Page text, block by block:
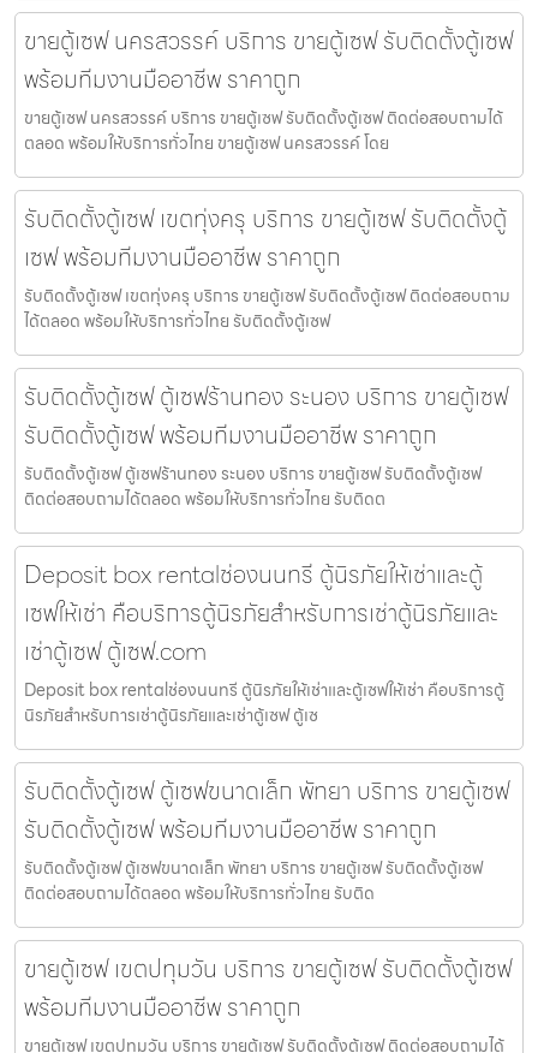
ขายตู้เซฟ นครสวรรค์ บริการ ขายตู้เซฟ รับติดตั้งตู้เซฟ
พร้อมทีมงานมืออาชีพ ราคาถูก
ขายตู้เซฟ นครสวรรค์ บริการ ขายตู้เซฟ รับติดตั้งตู้เซฟ ติดต่อสอบถามได้
ตลอด พร้อมให้บริการทั่วไทย ขายตู้เซฟ นครสวรรค์ โดย
รับติดตั้งตู้เซฟ เขตทุ่งครุ บริการ ขายตู้เซฟ รับติดตั้งตู้
เซฟ พร้อมทีมงานมืออาชีพ ราคาถูก
รับติดตั้งตู้เซฟ เขตทุ่งครุ บริการ ขายตู้เซฟ รับติดตั้งตู้เซฟ ติดต่อสอบถาม
ได้ตลอด พร้อมให้บริการทั่วไทย รับติดตั้งตู้เซฟ
รับติดตั้งตู้เซฟ ตู้เซฟร้านทอง ระนอง บริการ ขายตู้เซฟ
รับติดตั้งตู้เซฟ พร้อมทีมงานมืออาชีพ ราคาถูก
รับติดตั้งตู้เซฟ ตู้เซฟร้านทอง ระนอง บริการ ขายตู้เซฟ รับติดตั้งตู้เซฟ
ติดต่อสอบถามได้ตลอด พร้อมให้บริการทั่วไทย รับติดต
Deposit box rentalช่องนนทรี ตู้นิรภัยให้เช่าและตู้
เซฟให้เช่า คือบริการตู้นิรภัยสำหรับการเช่าตู้นิรภัยและ
เช่าตู้เซฟ ตู้เซฟ.com
Deposit box rentalช่องนนทรี ตู้นิรภัยให้เช่าและตู้เซฟให้เช่า คือบริการตู้
นิรภัยสำหรับการเช่าตู้นิรภัยและเช่าตู้เซฟ ตู้เซ
รับติดตั้งตู้เซฟ ตู้เซฟขนาดเล็ก พัทยา บริการ ขายตู้เซฟ
รับติดตั้งตู้เซฟ พร้อมทีมงานมืออาชีพ ราคาถูก
รับติดตั้งตู้เซฟ ตู้เซฟขนาดเล็ก พัทยา บริการ ขายตู้เซฟ รับติดตั้งตู้เซฟ
ติดต่อสอบถามได้ตลอด พร้อมให้บริการทั่วไทย รับติด
ขายตู้เซฟ เขตปทุมวัน บริการ ขายตู้เซฟ รับติดตั้งตู้เซฟ
พร้อมทีมงานมืออาชีพ ราคาถูก
ขายตู้เซฟ เขตปทุมวัน บริการ ขายตู้เซฟ รับติดตั้งตู้เซฟ ติดต่อสอบถามได้